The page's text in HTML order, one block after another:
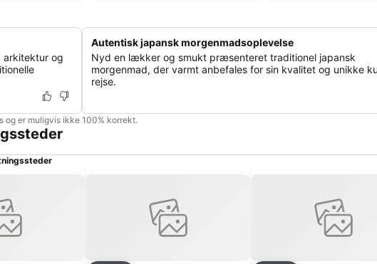
arkitektur og
Autentisk japansk morgenmadsoplevelse
Nyd en lækker og smukt præsenteret traditionel japansk
morgenmad, der varmt anbefales for sin kvalitet og unikke
rejse.
og er muligvis ikke 100% korrekt.